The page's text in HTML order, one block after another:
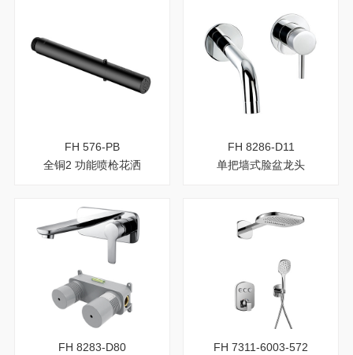
FH 576-PB
全铜2 功能喷枪花洒
FH 8286-D11
单把墙式脸盆龙头
FH 8283-D80
FH 7311-6003-572